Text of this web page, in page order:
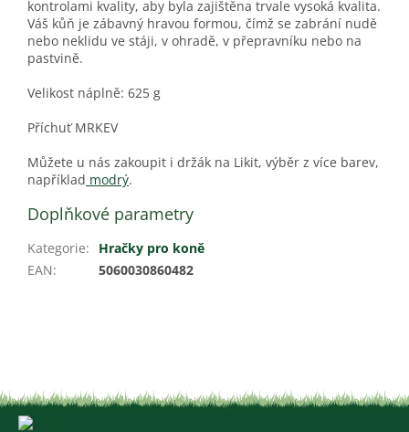
kontrolami kvality, aby byla zajištěna trvale vysoká kvalita.
Váš kůň je zábavný hravou formou, čímž se zabrání nudě
nebo neklidu ve stáji, v ohradě, v přepravníku nebo na
pastvině.
Velikost náplně: 625 g
Příchuť MRKEV
Můžete u nás zakoupit i držák na Likit, výběr z více barev,
například modrý.
Doplňkové parametry
Kategorie:
Hračky pro koně
EAN: 5060030860482